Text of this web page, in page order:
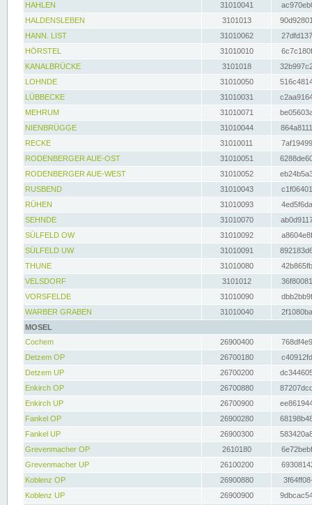
HAHLEN
31010041
HALDENSLEBEN
3101013
HANN. LIST
31010062
HÖRSTEL
31010010
KANALBRÜCKE
3101018
LOHNDE
31010050
LÜBBECKE
31010031
MEHRUM
31010071
NIENBRÜGGE
31010044
RECKE
31010011
RODENBERGER AUE-OST
31010051
RODENBERGER AUE-WEST
31010052
RUSBEND
31010043
RÜHEN
31010093
SEHNDE
31010070
SÜLFELD OW
31010092
SÜLFELD UW
31010091
THUNE
31010080
VELSDORF
3101012
VORSFELDE
31010090
WARBER GRABEN
31010040
MOSEL
Cochem
26900400
Detzem OP
26700180
Detzem UP
26700200
Enkirch OP
26700880
Enkirch UP
26700900
Fankel OP
26900280
Fankel UP
26900300
Grevenmacher OP
2610180
Grevenmacher UP
26100200
Koblenz OP
26900880
Koblenz UP
26900900